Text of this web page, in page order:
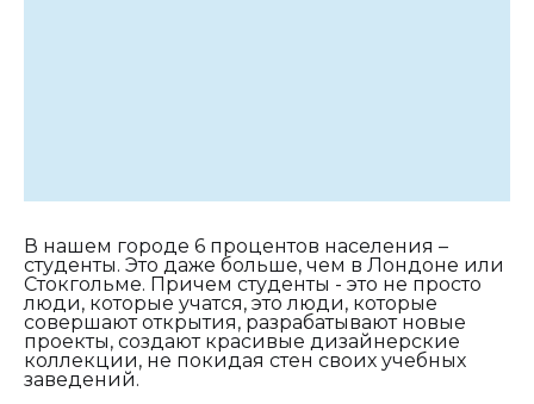
В нашем городе 6 процентов населения –
студенты. Это даже больше, чем в Лондоне или
Стокгольме. Причем студенты - это не просто
люди, которые учатся, это люди, которые
совершают открытия, разрабатывают новые
проекты, создают красивые дизайнерские
коллекции, не покидая стен своих учебных
заведений.